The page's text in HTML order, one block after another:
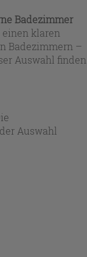
Badezimmer
einen klaren
Badezimmern –
Auswahl finden
Schwarz/Dark-
zylindrische
Iperceramica
(und je
– für eine
zuverlässig
Auswahl